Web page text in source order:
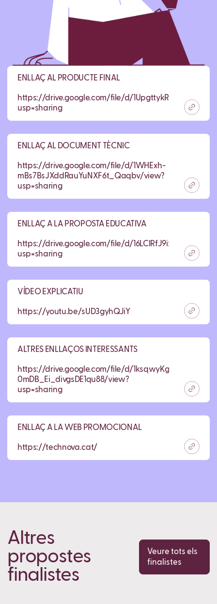
ENLLAÇ AL PRODUCTE FINAL
https://drive.google.com/file/d/
usp=sharing
ENLLAÇ AL DOCUMENT TÈCNIC
https://drive.google.com/file/d/1WHExh-
mBs7BsJXddRauYuNXF6t_Qaqbv/view?
usp=sharing
ENLLAÇ A LA PROPOSTA EDUCATIVA
https://drive.google.com/file/d/
usp=sharing
VÍDEO EXPLICATIU
https://youtu.be/sUD3gyhQJiY
ALTRES ENLLAÇOS INTERESSANTS
https://drive.google.com/file/d/1ksqwyKgP7Eq-
0mDB_Ei_divgsDE1qu88/view?
usp=sharing
ENLLAÇ A LA WEB PROMOCIONAL
https://technova.cat/
Altres
propostes
finalistes
Veure tots els
finalistes